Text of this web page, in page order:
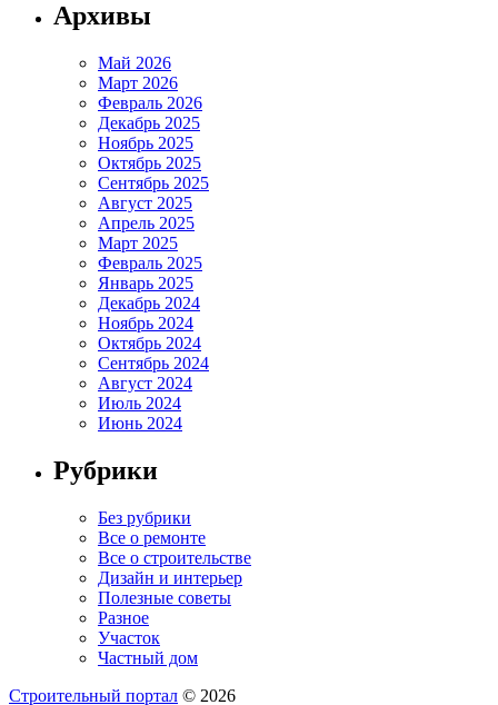
Архивы
Май 2026
Март 2026
Февраль 2026
Декабрь 2025
Ноябрь 2025
Октябрь 2025
Сентябрь 2025
Август 2025
Апрель 2025
Март 2025
Февраль 2025
Январь 2025
Декабрь 2024
Ноябрь 2024
Октябрь 2024
Сентябрь 2024
Август 2024
Июль 2024
Июнь 2024
Рубрики
Без рубрики
Все о ремонте
Все о строительстве
Дизайн и интерьер
Полезные советы
Разное
Участок
Частный дом
Строительный портал © 2026